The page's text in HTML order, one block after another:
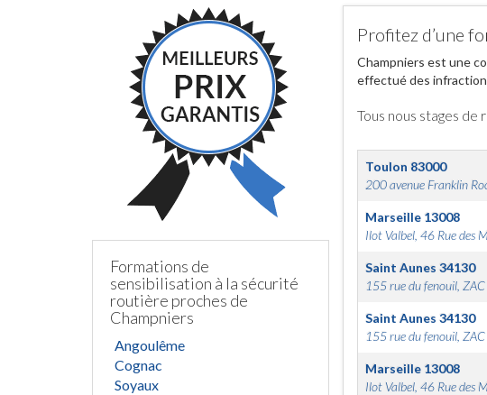
Formations de
sensibilisation à la sécurité
routière proches de
Champniers
Angoulême
Cognac
Soyaux
Profitez d’une
Champniers est une
effectué des
Tous nous stages
Toulon 83000
200 avenue Franklin
Marseille 13008
Ilot Valbel, 46 Rue des
Saint Aunes 34130
155 rue du fenouil, ZAC
Saint Aunes 34130
155 rue du fenouil, ZAC
Marseille 13008
Ilot Valbel, 46 Rue des